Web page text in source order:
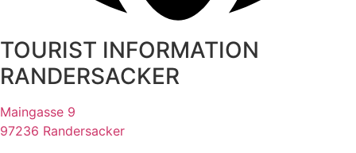
TOURIST INFORMATION
RANDERSACKER
Maingasse 9
97236 Randersacker